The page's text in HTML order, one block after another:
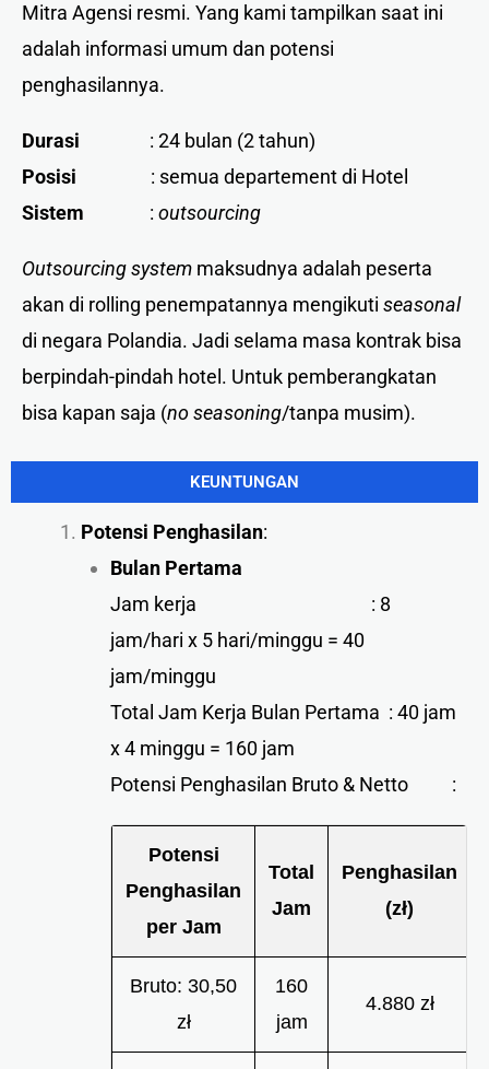
Mitra Agensi resmi. Yang kami tampilkan saat ini
adalah informasi umum dan potensi
penghasilannya.
Durasi : 24 bulan (2 tahun)
Posisi : semua departement di Hotel
Sistem : outsourcing
Outsourcing system maksudnya adalah peserta
akan di rolling penempatannya mengikuti seasonal
di negara Polandia. Jadi selama masa kontrak bisa
berpindah-pindah hotel. Untuk pemberangkatan
bisa kapan saja (no seasoning/tanpa musim).
KEUNTUNGAN
Potensi Penghasilan:
Bulan Pertama
Jam kerja : 8
jam/hari x 5 hari/minggu = 40
jam/minggu
Total Jam Kerja Bulan Pertama : 40 jam
x 4 minggu = 160 jam
Potensi Penghasilan Bruto & Netto :
Potensi
Penghasilan
per Jam
Total
Jam
Penghasilan
(zł)
Bruto: 30,50
zł
160
jam
4.880 zł